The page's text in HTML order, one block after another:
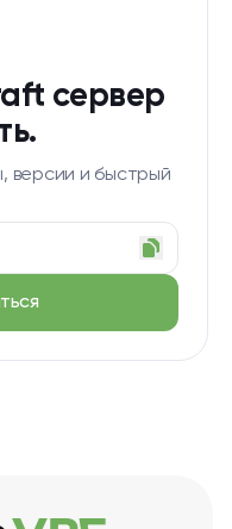
сервер
версии и быстрый